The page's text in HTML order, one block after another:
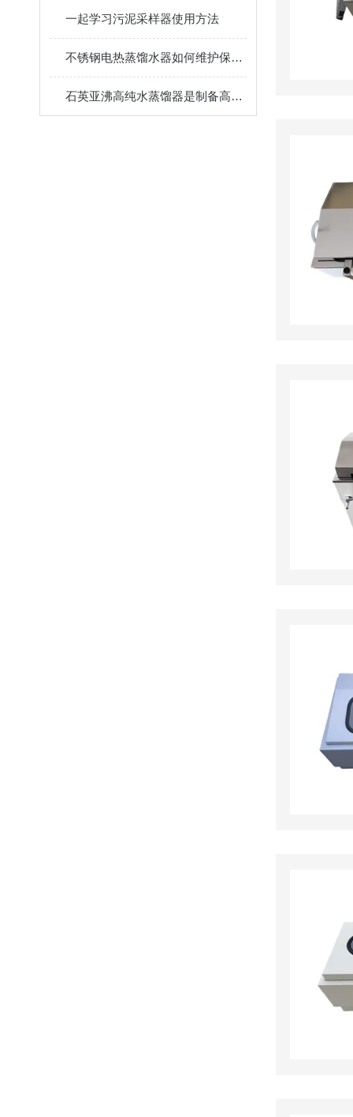
一起学习污泥采样器使用方法
不锈钢电热蒸馏水器如何维护保养呢？
石英亚沸高纯水蒸馏器是制备高纯水或高纯试剂的一种理想设备